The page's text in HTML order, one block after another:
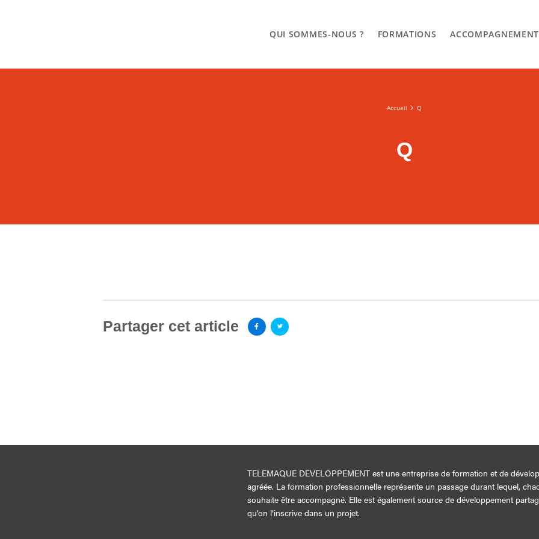
QUI SOMMES-NOUS ? FORMATIONS ACCOMPAGNEMENT
Accueil Q
Q
Partager cet article
TELEMAQUE DEVELOPPEMENT est une entreprise de formation et de
agréée. La formation professionnelle représente un passage durant lequel,
souhaite être accompagné. Elle est également source de développement
qu’on l’inscrive dans un projet.